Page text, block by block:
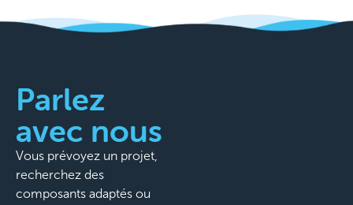
Parlez
avec nous
Vous prévoyez un projet,
recherchez des
composants adaptés ou